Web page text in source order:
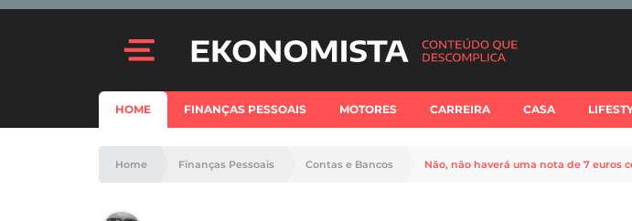
HOME FINANÇAS PESSOAIS MOTORES CARREIRA CASA
Home Finanças Pessoais Contas e Bancos Não, não haverá uma nota de 7 euros